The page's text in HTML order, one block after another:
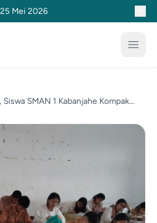
Mei 2026
Siswa SMAN 1 Kabanjahe Kompak